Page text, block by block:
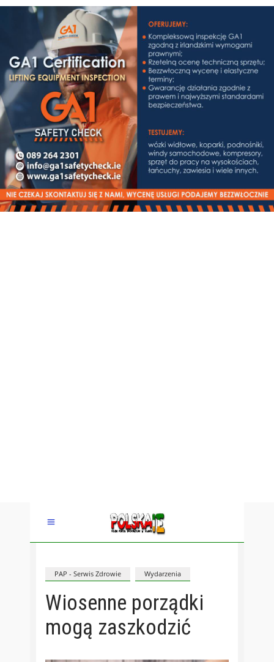
PAP - Serwis Zdrowie Wydarzenia
Wiosenne porządki
mogą zaszkodzić